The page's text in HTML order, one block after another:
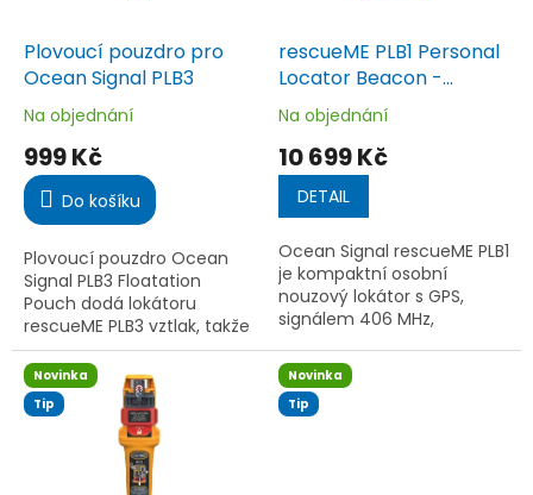
ů
d
u
Plovoucí pouzdro pro
Ocean Signal PLB3
Průměrné
hodnocení
produktu
je
5,0
5
hvězdiček.
Na objednání
999 Kč
Do košíku
Plovoucí pouzdro Ocean
Signal PLB3 Floatation
Pouch dodá lokátoru
rescueME PLB3 vztlak, takže
po pádu do vody zůstane
na hladině. Přiléhavé
provedení zachová plnou
funkčnost...
rescueME PLB1 Personal
Locator Beacon -
Ocean Signal
Průměrné
produktu
5,0
5
hvězdiček.
Na objednání
10 699 Kč
DETAIL
Ocean Signal rescueME PLB1
je kompaktní osobní
nouzový lokátor s GPS,
signálem 406 MHz,
globálním pokrytím
Cospas-Sarsat. Je
vodotěsný do 15 m, bez...
Novinka
Tip
Novinka
Tip